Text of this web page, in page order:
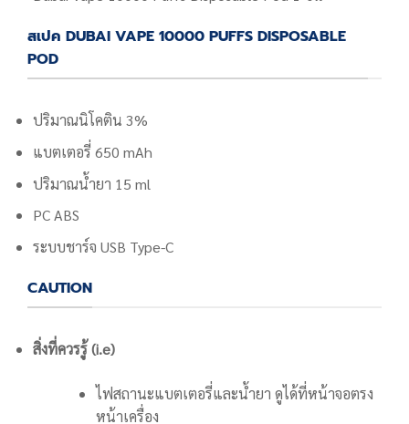
สเปค DUBAI VAPE 10000 PUFFS DISPOSABLE
POD
ปริมาณนิโคติน 3%
แบตเตอรี่ 650 mAh
ปริมาณน้ำยา 15 ml
PC ABS
ระบบชาร์จ USB Type-C
CAUTION
สิ่งที่ควรรู้ (i.e)
ไฟสถานะแบตเตอรี่และน้ำยา ดูได้ที่หน้าจอตรง
หน้าเครื่อง